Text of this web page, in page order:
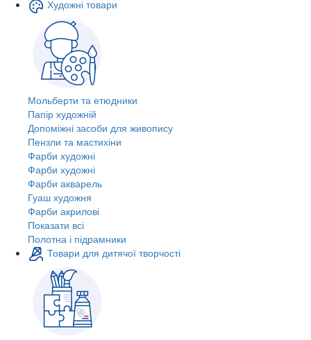
Художні товари
Мольберти та етюдники
Папір художній
Допоміжні засоби для живопису
Пензли та мастихіни
Фарби художні
Фарби художні
Фарби акварель
Гуаш художня
Фарби акрилові
Показати всі
Полотна і підрамники
Товари для дитячої творчості